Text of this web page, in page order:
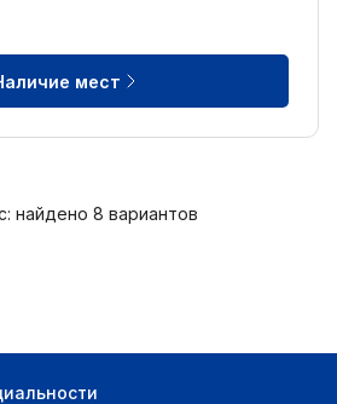
мест
найдено 8 вариантов